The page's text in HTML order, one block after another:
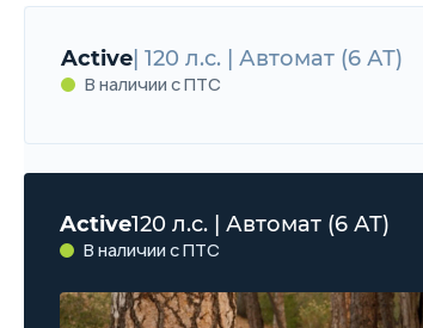
Active | 120 л.с. | Автомат (6 АТ)
В наличии с ПТС
Active120 л.с. | Автомат (6 АТ)
В наличии с ПТС